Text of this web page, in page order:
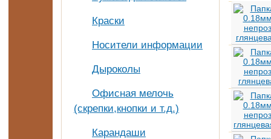
Краски
Носители информации
Дыроколы
Офисная мелочь
(скрепки,кнопки и т.д.)
Карандаши